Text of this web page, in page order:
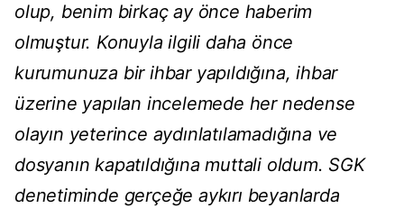
olup, benim birkaç ay önce haberim
olmuştur. Konuyla ilgili daha önce
kurumunuza bir ihbar yapıldığına, ihbar
üzerine yapılan incelemede her nedense
olayın yeterince aydınlatılamadığına ve
dosyanın kapatıldığına muttali oldum. SGK
denetiminde gerçeğe aykırı beyanlarda